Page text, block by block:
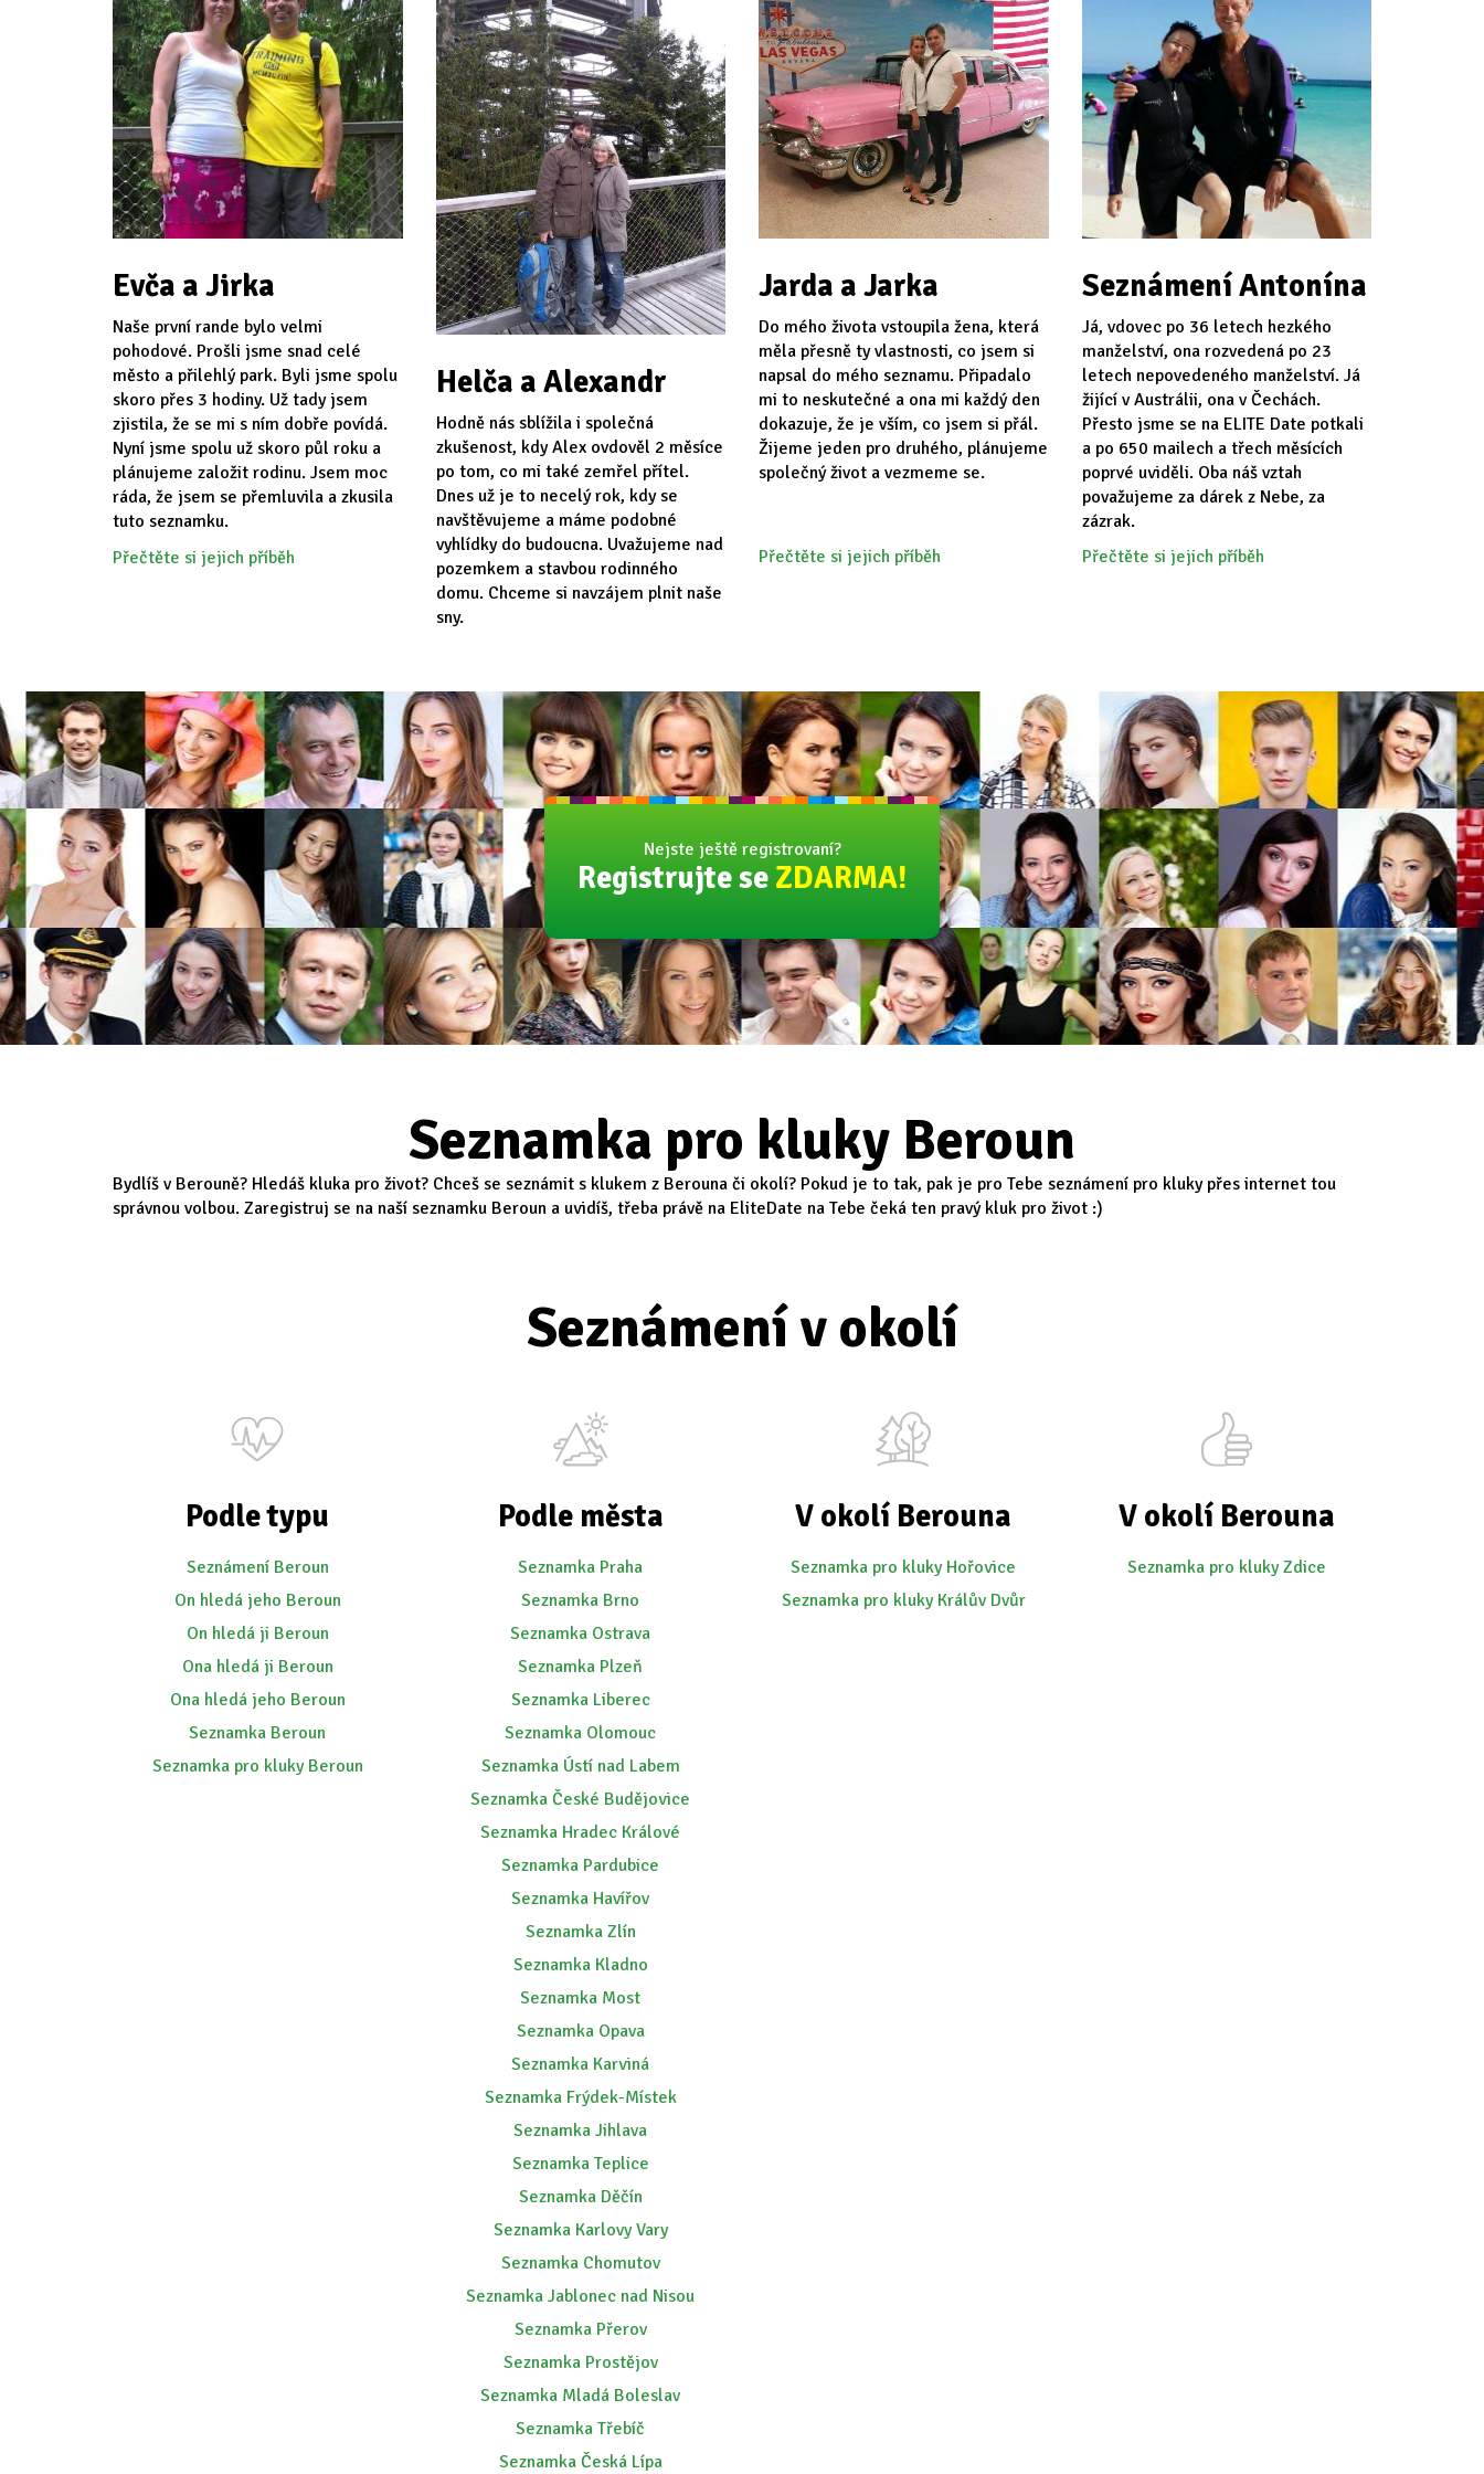
Evča a Jirka
Naše první rande bylo velmi
pohodové. Prošli jsme snad celé
město a přilehlý park. Byli jsme spolu
skoro přes 3 hodiny. Už tady jsem
zjistila, že se mi s ním dobře povídá.
Nyní jsme spolu už skoro půl roku a
plánujeme založit rodinu. Jsem moc
ráda, že jsem se přemluvila a zkusila
tuto seznamku.
Přečtěte si jejich příběh
Helča a Alexandr
Hodně nás sblížila i společná
zkušenost, kdy Alex ovdověl 2 měsíce
po tom, co mi také zemřel přítel.
Dnes už je to necelý rok, kdy se
navštěvujeme a máme podobné
vyhlídky do budoucna. Uvažujeme nad
pozemkem a stavbou rodinného
domu. Chceme si navzájem plnit naše
sny.
Jarda a Jarka
Do mého života vstoupila žena, která
měla přesně ty vlastnosti, co jsem si
napsal do mého seznamu. Připadalo
mi to neskutečné a ona mi každý den
dokazuje, že je vším, co jsem si přál.
Žijeme jeden pro druhého, plánujeme
společný život a vezmeme se.
Přečtěte si jejich příběh
Seznámení Antonína
Já, vdovec po 36 letech hezkého
manželství, ona rozvedená po 23
letech nepovedeného manželství. Já
žijící v Austrálii, ona v Čechách.
Přesto jsme se na ELITE Date potkali
a po 650 mailech a třech měsících
poprvé uviděli. Oba náš vztah
považujeme za dárek z Nebe, za
zázrak.
Přečtěte si jejich příběh
Nejste ještě registrovaní?
Registrujte se ZDARMA!
Seznamka pro kluky Beroun
Bydlíš v Berouně? Hledáš kluka pro život? Chceš se seznámit s klukem z Berouna či okolí? Pokud je to tak, pak je pro Tebe seznámení pro kluky přes internet tou
správnou volbou. Zaregistruj se na naší seznamku Beroun a uvidíš, třeba právě na EliteDate na Tebe čeká ten pravý kluk pro život :)
Seznámení v okolí
Podle typu
Seznámení Beroun
On hledá jeho Beroun
On hledá ji Beroun
Ona hledá ji Beroun
Ona hledá jeho Beroun
Seznamka Beroun
Seznamka pro kluky Beroun
Podle města
Seznamka Praha
Seznamka Brno
Seznamka Ostrava
Seznamka Plzeň
Seznamka Liberec
Seznamka Olomouc
Seznamka Ústí nad Labem
Seznamka České Budějovice
Seznamka Hradec Králové
Seznamka Pardubice
Seznamka Havířov
Seznamka Zlín
Seznamka Kladno
Seznamka Most
Seznamka Opava
Seznamka Karviná
Seznamka Frýdek-Místek
Seznamka Jihlava
Seznamka Teplice
Seznamka Děčín
Seznamka Karlovy Vary
Seznamka Chomutov
Seznamka Jablonec nad Nisou
Seznamka Přerov
Seznamka Prostějov
Seznamka Mladá Boleslav
Seznamka Třebíč
Seznamka Česká Lípa
V okolí Berouna
Seznamka pro kluky Hořovice
Seznamka pro kluky Králův Dvůr
V okolí Berouna
Seznamka pro kluky Zdice